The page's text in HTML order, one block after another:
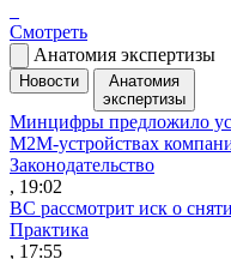
Смотреть
Анатомия экспертизы
Новости
Анатомия
экспертизы
Минцифры предложило
M2M-устройствах
Законодательство
, 19:02
ВС рассмотрит иск о
Практика
, 17:55